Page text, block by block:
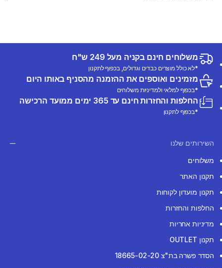
משלוחים חינם בקניה מעל 249 ש"ח
*לא כולל מוצרים כבדים וגדולים, בכפוף לתקנון
מזמינים ואוספים את ההזמנה מהסניף באותו היום
*בכפוף למלאי ולמדיניות משלוחים
החלפות והחזרות חינם עד 365 ימים ממועד הרכישה
*בכפוף לתקנון
השירותים שלנו
משלוחים
תקנון האתר
תקנון מועדון לקוחות
החלפות והחזרות
מדיניות אחריות
תקנון OUTLET
הסדר פשרה בת"צ 18665-02-20